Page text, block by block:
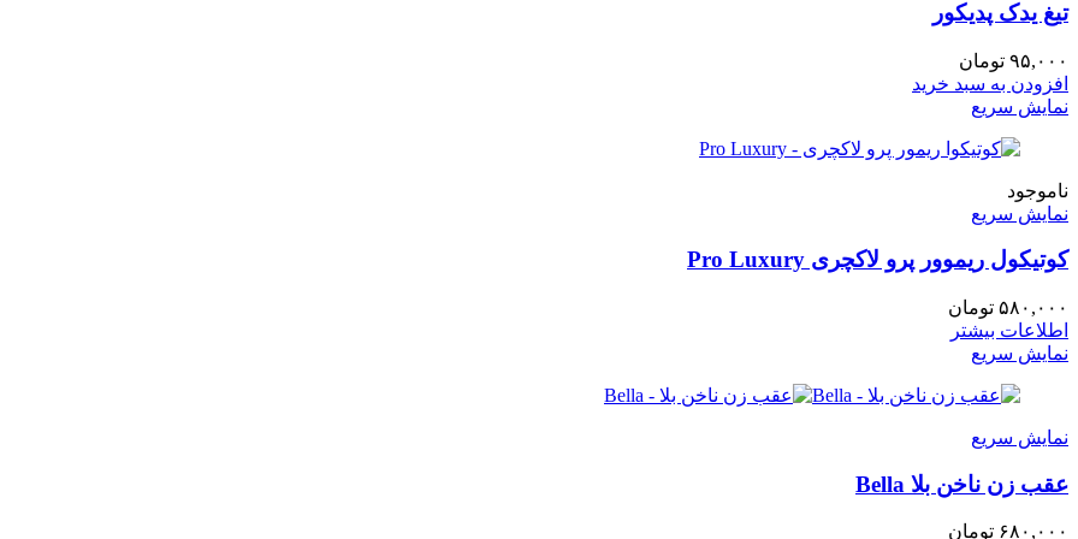
تیغ یدک پدیکور
۹۵,۰۰۰ تومان
افزودن به سبد خرید
نمایش سریع
ناموجود
نمایش سریع
کوتیکول ریموور پرو لاکچری Pro Luxury
۵۸۰,۰۰۰ تومان
اطلاعات بیشتر
نمایش سریع
نمایش سریع
عقب زن ناخن بلا Bella
۶۸۰,۰۰۰ تومان